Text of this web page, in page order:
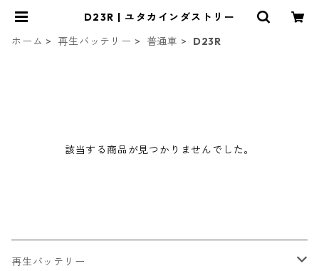
D23R | ユタカインダストリー
ホーム
再生バッテリー 普通車 D23R
該当する商品が見つかりませんでした。
再生バッテリー